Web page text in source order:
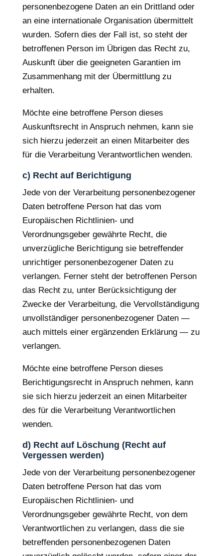
personenbezogene Daten an ein Drittland oder
an eine internationale Organisation übermittelt
wurden. Sofern dies der Fall ist, so steht der
betroffenen Person im Übrigen das Recht zu,
Auskunft über die geeigneten Garantien im
Zusammenhang mit der Übermittlung zu
erhalten.
Möchte eine betroffene Person dieses
Auskunftsrecht in Anspruch nehmen, kann sie
sich hierzu jederzeit an einen Mitarbeiter des
für die Verarbeitung Verantwortlichen wenden.
c) Recht auf Berichtigung
Jede von der Verarbeitung personenbezogener
Daten betroffene Person hat das vom
Europäischen Richtlinien- und
Verordnungsgeber gewährte Recht, die
unverzügliche Berichtigung sie betreffender
unrichtiger personenbezogener Daten zu
verlangen. Ferner steht der betroffenen Person
das Recht zu, unter Berücksichtigung der
Zwecke der Verarbeitung, die Vervollständigung
unvollständiger personenbezogener Daten —
auch mittels einer ergänzenden Erklärung — zu
verlangen.
Möchte eine betroffene Person dieses
Berichtigungsrecht in Anspruch nehmen, kann
sie sich hierzu jederzeit an einen Mitarbeiter
des für die Verarbeitung Verantwortlichen
wenden.
d) Recht auf Löschung (Recht auf
Vergessen werden)
Jede von der Verarbeitung personenbezogener
Daten betroffene Person hat das vom
Europäischen Richtlinien- und
Verordnungsgeber gewährte Recht, von dem
Verantwortlichen zu verlangen, dass die sie
betreffenden personenbezogenen Daten